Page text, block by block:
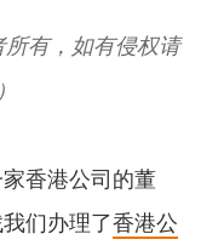
所有，如有侵权请
香港公司的董
们办理了香港公